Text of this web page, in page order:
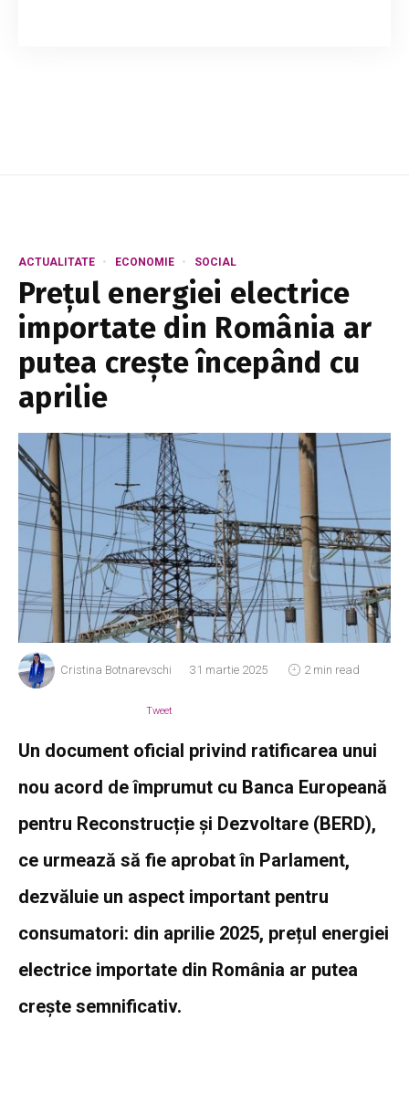
ACTUALITATE ECONOMIE SOCIAL
Prețul energiei electrice
importate din România ar
putea crește începând cu
aprilie
Cristina Botnarevschi 31 martie 2025 2 min read
Tweet
Un document oficial privind ratificarea unui
nou acord de împrumut cu Banca Europeană
pentru Reconstrucție și Dezvoltare (BERD),
ce urmează să fie aprobat în Parlament,
dezvăluie un aspect important pentru
consumatori: din aprilie 2025, prețul energiei
electrice importate din România ar putea
crește semnificativ.